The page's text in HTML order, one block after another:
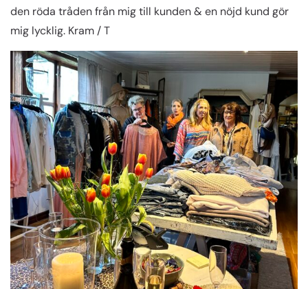
den röda tråden från mig till kunden & en nöjd kund gör
mig lycklig. Kram / T